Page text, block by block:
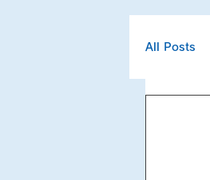
All Posts